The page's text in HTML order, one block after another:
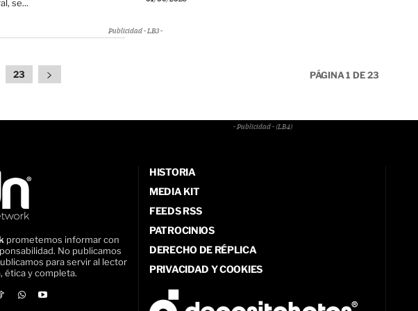
se...
Publicidad - LB3 -
23 PÁGINA 1 DE 23
- Publicidad - (LB4)
prometemos informar con
No publicamos
para servir al lector
ética y completa.
HISTORIA
MEDIA KIT
FEEDS RSS
PATROCINIOS
DERECHO DE RÉPLICA
PRIVACIDAD Y COOKIES